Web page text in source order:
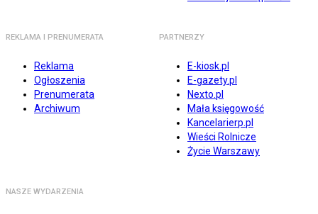
REKLAMA I PRENUMERATA
Reklama
Ogłoszenia
Prenumerata
Archiwum
PARTNERZY
E-kiosk.pl
E-gazety.pl
Nexto.pl
Mała księgowość
Kancelarierp.pl
Wieści Rolnicze
Życie Warszawy
NASZE WYDARZENIA